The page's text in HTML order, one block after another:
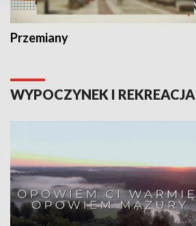
Przemiany
WYPOCZYNEK I REKREACJA